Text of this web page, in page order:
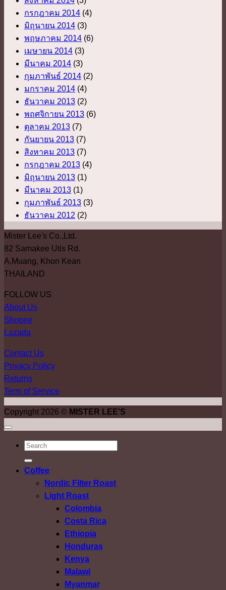
กรกฎาคม 2014 (4)
มิถุนายน 2014 (3)
พฤษภาคม 2014 (6)
เมษายน 2014 (3)
มีนาคม 2014 (3)
กุมภาพันธ์ 2014 (2)
มกราคม 2014 (4)
ธันวาคม 2013 (2)
พฤศจิกายน 2013 (6)
ตุลาคม 2013 (7)
กันยายน 2013 (7)
สิงหาคม 2013 (7)
กรกฎาคม 2013 (4)
มิถุนายน 2013 (1)
มีนาคม 2013 (1)
กุมภาพันธ์ 2013 (3)
ธันวาคม 2012 (2)
Mister Lee's Co.,Ltd.
82 Samakee Utis Rd.
A.Muang, Khon Kean
THAILAND
FOLLOW US
About Us
Shopee
Lazada
Contact Us
Privacy Policy
Returns
Term of Service
Copyright 2026 © MISTER LEE'S
ค้นหา:
Coffee
Nordic Filter Roast
Light Roast
Colombia
Costa Rica
Ethiopia
Honduras
Kenya
Malawi
Myanmar